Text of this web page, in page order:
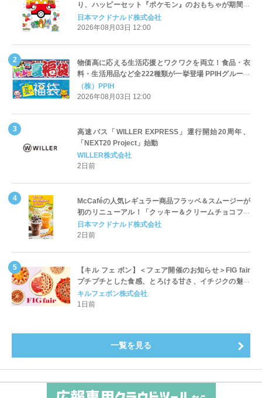
り、ハッピーセット『ポケモン』のおもちゃが期間限
定登場
日本マクドナルド株式会社
2026年08月03日 12:00
物価高に応える生活応援とワクワクを両立！食品・衣
料・生活用品など全222種類が一挙登場 PPIHグループ
「夏福袋」＆セール 8月6日(木)より順次スタート
（株）PPIH
2026年08月03日 12:00
高速バス「WILLER EXPRESS」運行開始20周年、
「NEXT20 Project」始動
WILLER株式会社
2日前
McCaféの人気レギュラー商品フラッペ＆スムージーが
初のリニューアル！「クッキー＆クリームチョコフラ
ッペ」「マンゴースムージー」8月5日（水）から販売
開始
日本マクドナルド株式会社
2日前
【キル フェ ボン】＜フェア開催のお知らせ＞FIG fair
プチプチとした食感、とろける甘さ、イチジクの魅力
をたっぷりと。新作を含め、イチジク尽くしの全4種が
登場8月20日（木）スタート
キルフェボン株式会社
1日前
一覧を見る